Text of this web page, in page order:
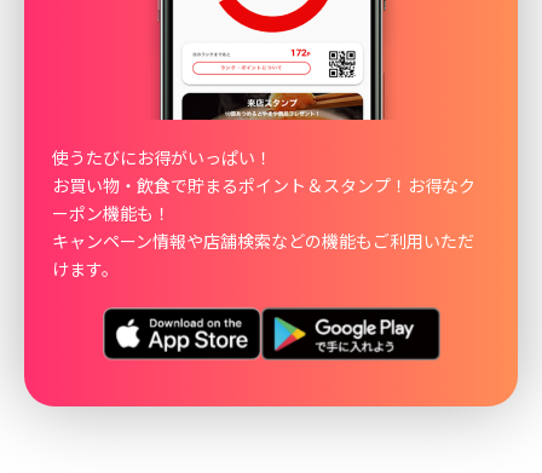
使うたびにお得がいっぱい！
お買い物・飲食で貯まるポイント＆スタンプ！お得なク
ーポン機能も！
キャンペーン情報や店舗検索などの機能もご利用いただ
けます。